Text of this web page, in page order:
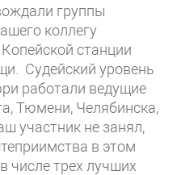
группы
коллегу
станции
Судейский уровень
работали ведущие
Тюмени, Челябинска,
участник не занял,
в этом
числе трех лучших